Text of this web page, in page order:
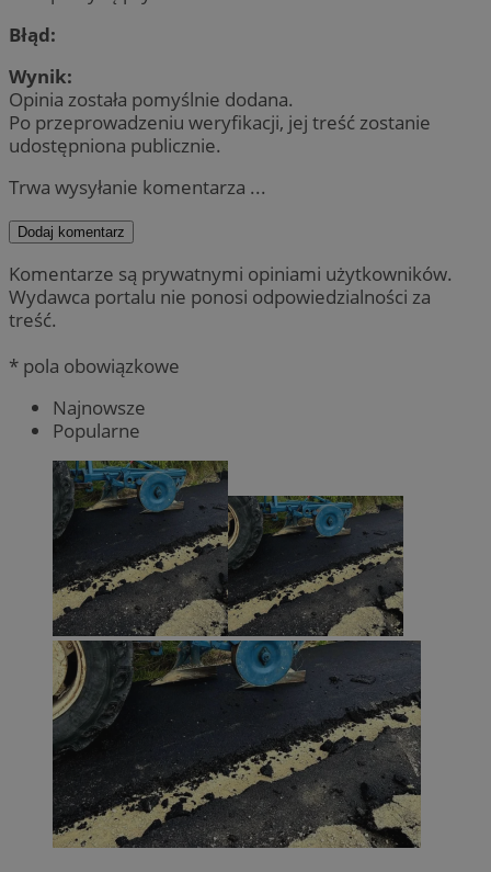
Błąd:
Wynik:
Opinia została pomyślnie dodana.
Po przeprowadzeniu weryfikacji, jej treść zostanie
udostępniona publicznie.
Trwa wysyłanie komentarza ...
Dodaj komentarz
Komentarze są prywatnymi opiniami użytkowników.
Wydawca portalu nie ponosi odpowiedzialności za
treść.
* pola obowiązkowe
Najnowsze
Popularne